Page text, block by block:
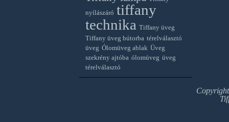
nyílászáró tiffany
technika Tiffany üveg
Tiffany üveg bútorba térelválasztó
üveg Ólomüveg ablak Üveg
szekrény ajtóba ólomüveg üveg
térelválasztó